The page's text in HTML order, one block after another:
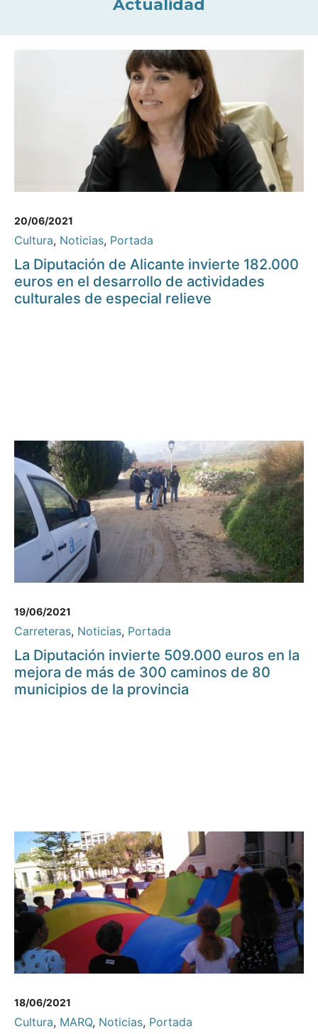
Actualidad
20/06/2021
Cultura, Noticias, Portada
La Diputación de Alicante invierte 182.000
euros en el desarrollo de actividades
culturales de especial relieve
19/06/2021
Carreteras, Noticias, Portada
La Diputación invierte 509.000 euros en la
mejora de más de 300 caminos de 80
municipios de la provincia
18/06/2021
Cultura, MARQ, Noticias, Portada